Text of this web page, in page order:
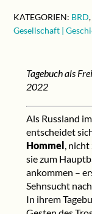
zu
verlassen«
KATEGORIEN: BRD,
Gesellschaft |
Tagebuch als
2022
Als Russland
entscheidet
Hommel ,
sie zum
ankommen –
Sehnsucht
In ihrem